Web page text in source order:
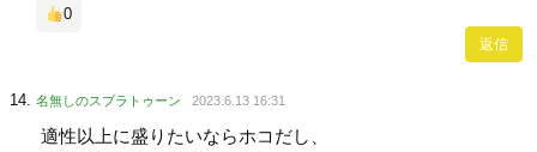
0
返信
名無しのスプラトゥーン 2023.6.13 16:31
適性以上に盛りたいならホコだし、